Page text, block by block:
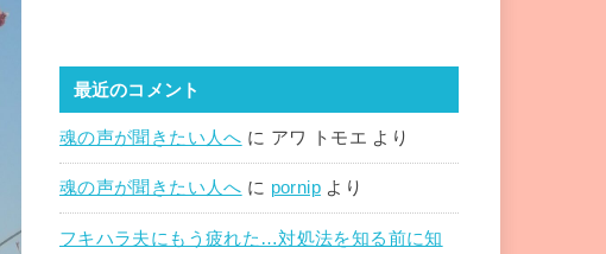
最近のコメント
魂の声が聞きたい人へ に アワ トモエ より
魂の声が聞きたい人へ に pornipより
フキハラ夫にもう疲れた…対処法を知る前に知